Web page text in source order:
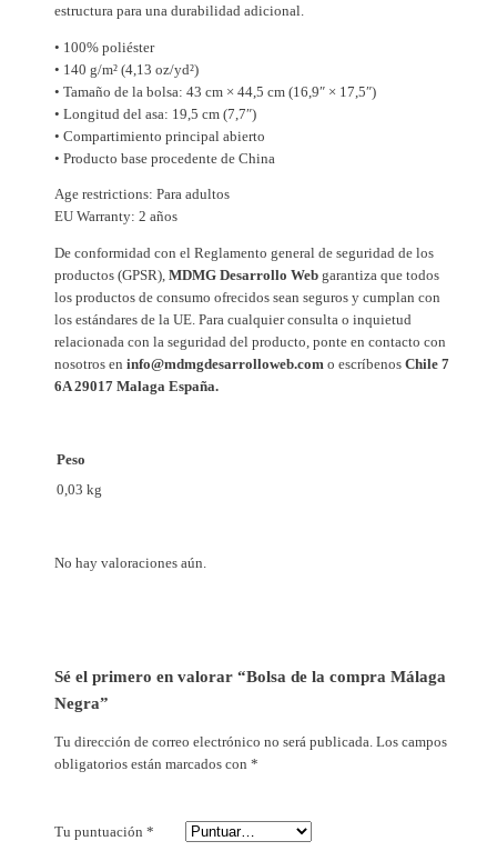
estructura para una durabilidad adicional.
• 100% poliéster
• 140 g/m² (4,13 oz/yd²)
• Tamaño de la bolsa: 43 cm × 44,5 cm (16,9″ × 17,5″)
• Longitud del asa: 19,5 cm (7,7″)
• Compartimiento principal abierto
• Producto base procedente de China
Age restrictions: Para adultos
EU Warranty: 2 años
De conformidad con el Reglamento general de seguridad de los
productos (GPSR), MDMG Desarrollo Webgarantiza que todos
los productos de consumo ofrecidos sean seguros y cumplan con
los estándares de la UE. Para cualquier consulta o inquietud
relacionada con la seguridad del producto, ponte en contacto con
nosotros en info@mdmgdesarrolloweb.como escríbenos Chile 7
6A 29017 Malaga España.
Peso
0,03 kg
No hay valoraciones aún.
Sé el primero en valorar “Bolsa de la compra Málaga
Negra”
Tu dirección de correo electrónico no será publicada. Los campos
obligatorios están marcados con *
Tu puntuación *